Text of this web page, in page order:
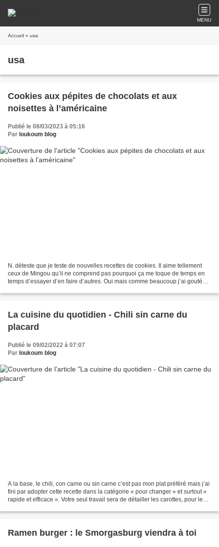
MENU
Accueil » usa
usa
Cookies aux pépites de chocolats et aux
noisettes à l’américaine
Publié le 08/03/2023 à 05:16
Par loukoum blog
N. déteste que je teste de nouvelles recettes de cookies. Il aime tellement
ceux de Mingou qu’il ne comprend pas pourquoi ça me toque de temps en
temps d’essayer d’en faire d’autres. Oui mais comme beaucoup j’ai gouté
La cuisine du quotidien - Chili sin carne du
placard
Publié le 09/02/2022 à 07:07
Par loukoum blog
A la base, le chili, con carne ou sin carne c’est pas mon plat préféré mais j’ai
fini par adopter cette recette dans la catégorie « pour changer » et surtout «
rapide et efficace ». Votre seul travail sera de détailler les carottes, pour le
Ramen burger : le Smorgasburg viendra à toi